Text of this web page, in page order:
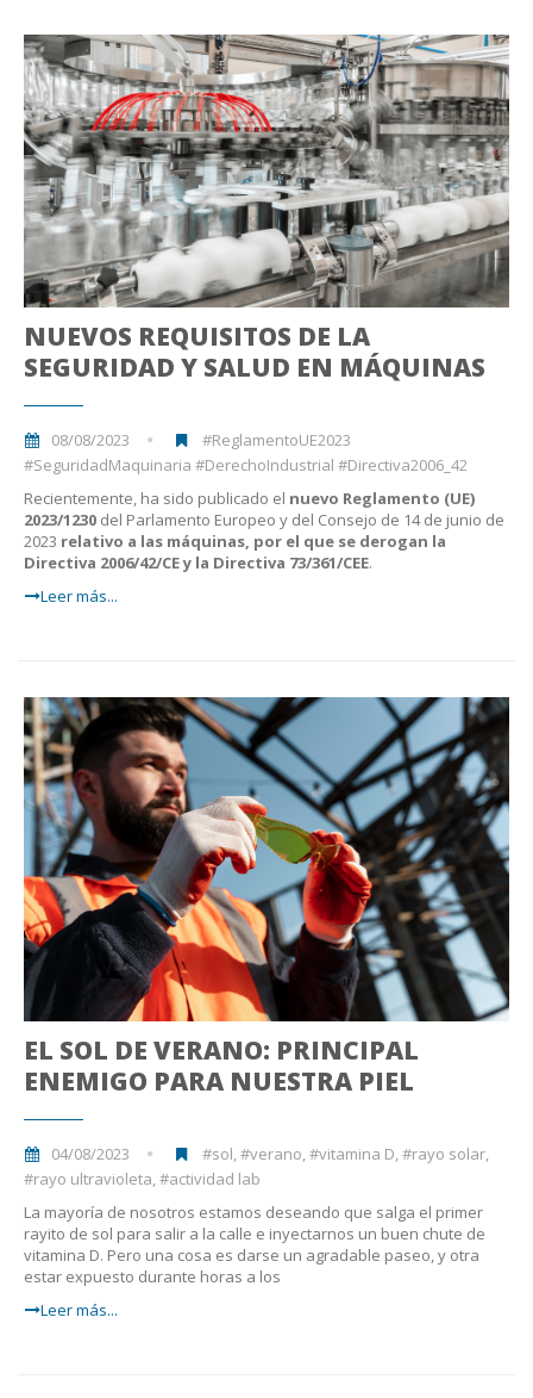
NUEVOS REQUISITOS DE LA
SEGURIDAD Y SALUD EN MÁQUINAS
08/08/2023
#ReglamentoUE2023
#SeguridadMaquinaria #DerechoIndustrial #Directiva2006_42
Recientemente, ha sido publicado el nuevo Reglamento (UE)
2023/1230 del Parlamento Europeo y del Consejo de 14 de junio de
2023 relativo a las máquinas, por el que se derogan la
Directiva 2006/42/CE y la Directiva 73/361/CEE.
Leer más...
EL SOL DE VERANO: PRINCIPAL
ENEMIGO PARA NUESTRA PIEL
04/08/2023
#sol, #verano, #vitamina D, #rayo solar,
#rayo ultravioleta, #actividad lab
La mayoría de nosotros estamos deseando que salga el primer
rayito de sol para salir a la calle e inyectarnos un buen chute de
vitamina D. Pero una cosa es darse un agradable paseo, y otra
estar expuesto durante horas a los
Leer más...